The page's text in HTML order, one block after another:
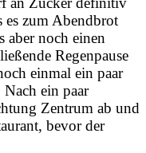
es zum Abendbrot
aber noch einen
Regenpause
einmal ein paar
Nach ein paar
Zentrum ab und
bevor der